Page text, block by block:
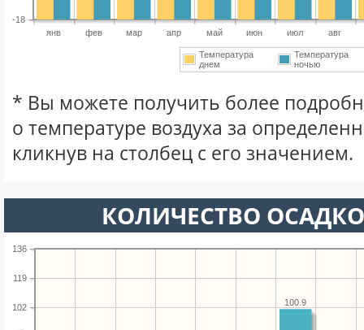
янв фев мар апр май июн июл авг
-18
Температура
днем
Температура
ночью
* Вы можете получить более
о температуре воздуха за
кликнув на столбец с его значением.
КОЛИЧЕСТВО
102
119
136
100.9